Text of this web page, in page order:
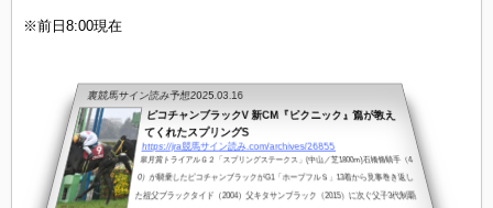
※前日8:00現在
裏競馬サイン読み予想2025.03.16
ピコチャンブラックV 新CM『ピクニック』篇が教え
てくれたスプリングS
https://jra競馬サイン読み.com/archives/26855
皐月賞トライアルＧ２「スプリングステークス」(中山／芝1800m)石橋脩騎手（4
0）が騎乗したピコチャンブラックがG1「ホープフルＳ」13着から見事巻き返し
た祖父ブラックタイド（2004）父キタサンブラック（2015）に次ぐ父子3代制覇